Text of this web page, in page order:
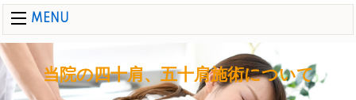
MENU
当院の四十肩、五十肩施術について